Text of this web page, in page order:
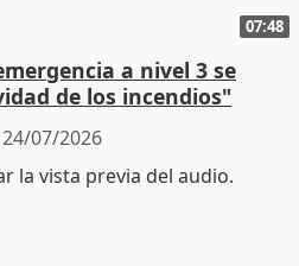
07:48
a nivel 3 se
de los incendios"
24/07/2026